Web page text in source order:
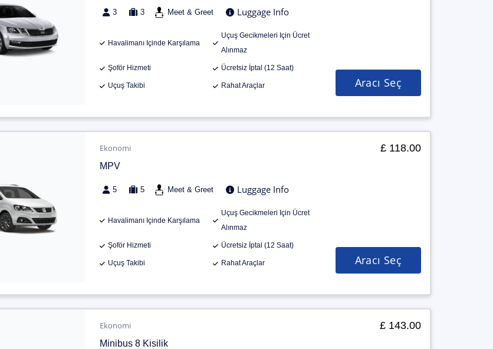
3 3 Meet & Greet Luggage Info
Havalimanı Içinde Karşılama
Uçuş Gecikmeleri Için Ücret
Alınmaz
Şoför Hizmeti Ücretsiz İptal (12 Saat)
Uçuş Takibi Rahat Araçlar Aracı Seç
Ekonomi
MPV
5 5 Meet & Greet Luggage Info
Havalimanı Içinde Karşılama
Uçuş Gecikmeleri Için Ücret
Alınmaz
Şoför Hizmeti Ücretsiz İptal (12 Saat)
Uçuş Takibi Rahat Araçlar
£ 118.00
Aracı Seç
Ekonomi
Minibus 8 Kisilik
£ 143.00